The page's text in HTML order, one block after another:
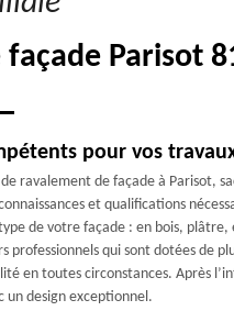
Parisot
pour vos
ravalement de façade à Parisot,
et qualifications
de votre façade : en bois, plâtre,
professionnels qui sont dotées de
en toutes circonstances. Après
un design exceptionnel.